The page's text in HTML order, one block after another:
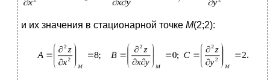
и их значения в стационарной точке М(2;2):